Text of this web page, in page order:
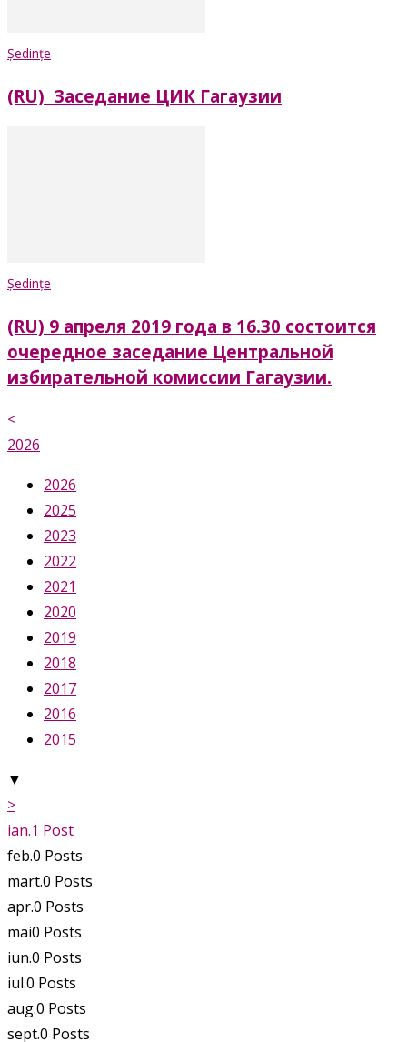
Ședințe
(RU) Заседание ЦИК Гагаузии
Ședințe
(RU) 9 апреля 2019 года в 16.30 состоится
очередное заседание Центральной
избирательной комиссии Гагаузии.
<
2026
2026
2025
2023
2022
2021
2020
2019
2018
2017
2016
2015
▼
>
ian.1 Post
feb.0 Posts
mart.0 Posts
apr.0 Posts
mai0 Posts
iun.0 Posts
iul.0 Posts
aug.0 Posts
sept.0 Posts